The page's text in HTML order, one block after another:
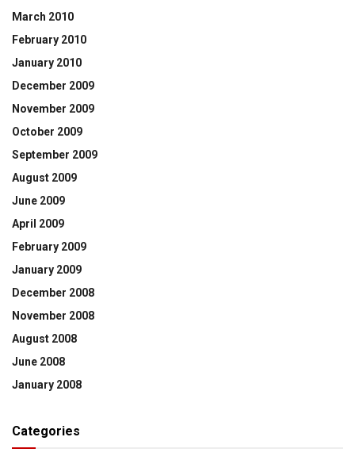
March 2010
February 2010
January 2010
December 2009
November 2009
October 2009
September 2009
August 2009
June 2009
April 2009
February 2009
January 2009
December 2008
November 2008
August 2008
June 2008
January 2008
Categories